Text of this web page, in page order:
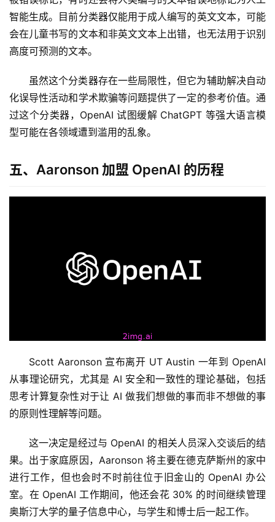
智能生成。目前分类器仅能用于成人编写的英文文本，可能
会在儿童书写的文本和非英文文本上出错，也无法用于识别
高度可预测的文本。
虽然这个分类器存在一些局限性，但它为辅助解决自动
化误导性活动和学术欺骗等问题提供了一定的参考价值。通
过这个分类器，OpenAI 试图缓解 ChatGPT 等强大语言模
型可能在各领域遭到滥用的乱象。
五、Aaronson 加盟 OpenAI 的历程
Scott Aaronson 宣布离开 UT Austin 一年到 OpenAI
从事理论研究，尤其是 AI 安全和一致性的理论基础，包括
思考计算复杂性对于让 AI 做我们想做的事而非不想做的事
的原则性理解等问题。
这一决定是经过与 OpenAI 的相关人员深入交谈后的结
果。出于家庭原因，Aaronson 将主要在德克萨斯州的家中
进行工作，但也会时不时前往位于旧金山的 OpenAI 办公
室。在 OpenAI 工作期间，他还会花 30% 的时间继续管理
奥斯汀大学的量子信息中心，与学生和博士后一起工作。